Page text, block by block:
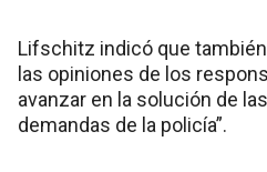
Lifschitz indicó que
las opiniones de los
avanzar en la solución de
demandas de la policía”.